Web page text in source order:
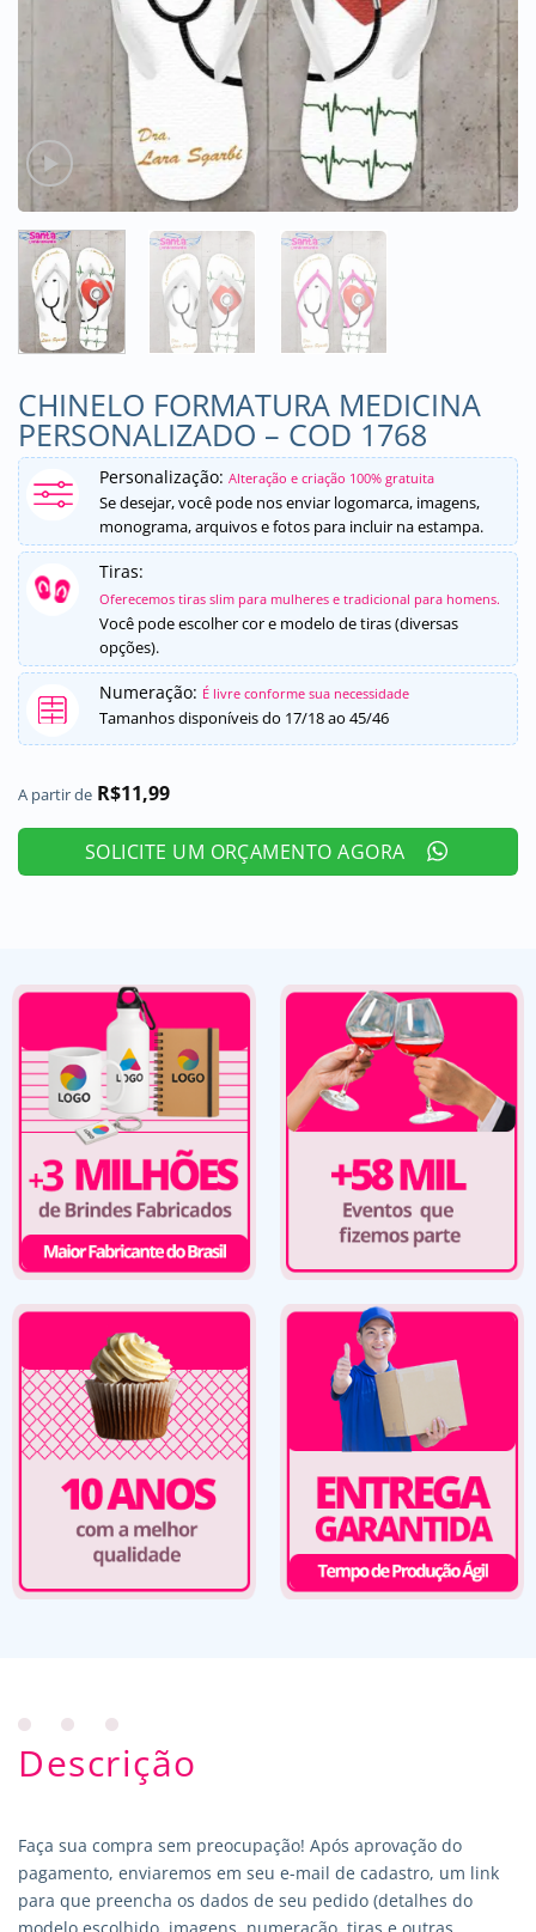
CHINELO FORMATURA MEDICINA
PERSONALIZADO – COD 1768
Personalização: Alteração e criação 100% gratuita
Se desejar, você pode nos enviar logomarca, imagens,
monograma, arquivos e fotos para incluir na estampa.
Tiras:
Oferecemos tiras slim para mulheres e tradicional para homens.
Você pode escolher cor e modelo de tiras (diversas
opções).
Numeração: É livre conforme sua necessidade
Tamanhos disponíveis do 17/18 ao 45/46
A partir de R$11,99
SOLICITE UM ORÇAMENTO AGORA
Descrição
Faça sua compra sem preocupação! Após aprovação do
pagamento, enviaremos em seu e-mail de cadastro, um link
para que preencha os dados de seu pedido (detalhes do